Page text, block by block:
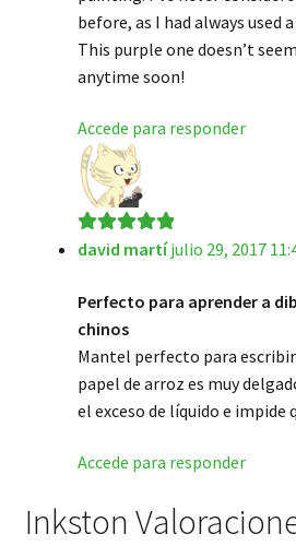
before, as I had always used
This purple one doesn’t
anytime soon!
Accede para responder
Valorado en5
david martí julio 29, 2017
Perfecto para aprender a
chinos
Mantel perfecto para
papel de arroz es muy
el exceso de líquido e impide
Accede para responder
Inkston